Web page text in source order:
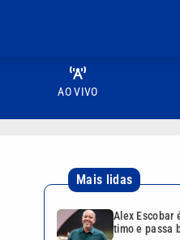
AO VIVO
Mais lidas
Alex Escobar
timo e passa